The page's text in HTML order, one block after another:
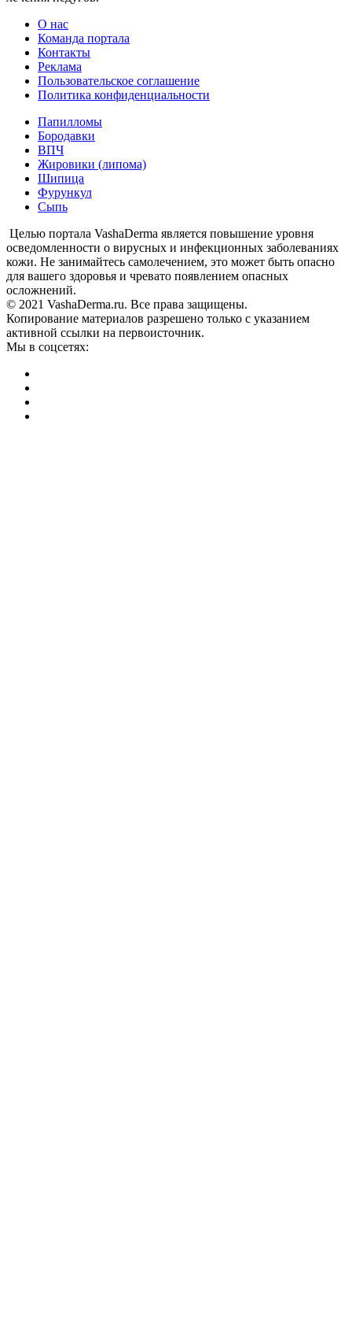
О нас
Команда портала
Контакты
Реклама
Пользовательское соглашение
Политика конфиденциальности
Папилломы
Бородавки
ВПЧ
Жировики (липома)
Шипица
Фурункул
Сыпь
Целью портала VashaDerma является повышение уровня
осведомленности о вирусных и инфекционных заболеваниях
кожи. Не занимайтесь самолечением, это может быть опасно
для вашего здоровья и чревато появлением опасных
осложнений.
© 2021 VashaDerma.ru. Все права защищены.
Копирование материалов разрешено только с указанием
активной ссылки на первоисточник.
Мы в соцсетях: